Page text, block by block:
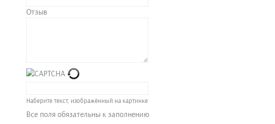
Отзыв
Наберите текст, изображённый на картинке
Все поля обязательны к заполнению